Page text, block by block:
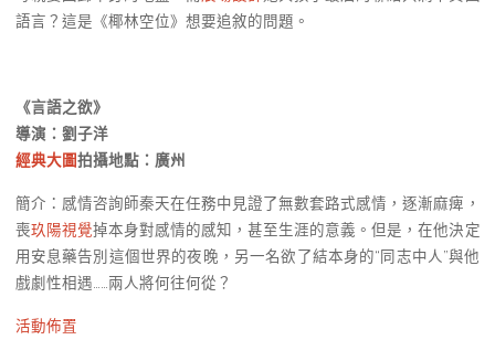
語言？這是《椰林空位》想要追敘的問題。
《言語之欲》
導演：劉子洋
經典大圖拍攝地點：廣州
簡介：感情咨詢師秦天在任務中見證了無數套路式感情，逐漸麻痺，
喪玖陽視覺掉本身對感情的感知，甚至生涯的意義。但是，在他決定
用安息藥告別這個世界的夜晚，另一名欲了結本身的“同志中人”與他
戲劇性相遇……兩人將何往何從？
活動佈置